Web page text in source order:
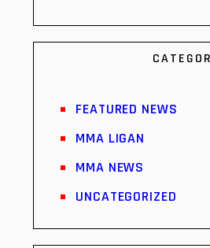
FEATURED NEWS
MMA LIGAN
MMA NEWS
UNCATEGORIZED